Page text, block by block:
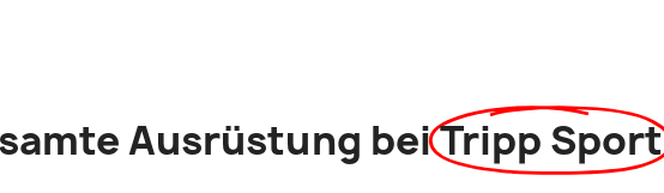
Ausrüstung beiTripp Sport